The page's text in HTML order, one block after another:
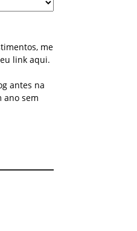
me
link aqui.
antes na
ano sem